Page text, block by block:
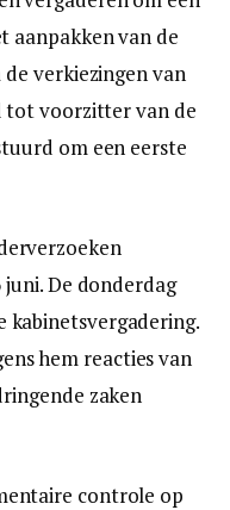
aanpakken van de
verkiezingen van
tot voorzitter van de
om een eerste
juni. De donderdag
kabinetsvergadering.
hem reacties van
zaken
controle op